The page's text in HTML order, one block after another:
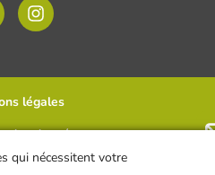
légales
des données
de non-responsabilité